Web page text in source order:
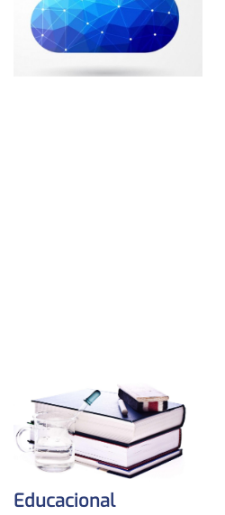
Educacional